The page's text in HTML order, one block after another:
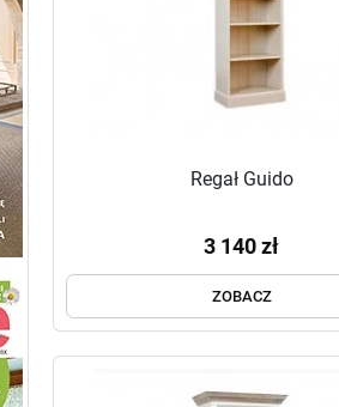
Regał Guido
3 140 zł
ZOBACZ